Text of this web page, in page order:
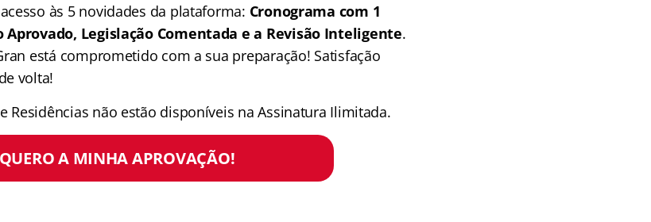
às 5 novidades da plataforma: Cronograma com 1
Aprovado, Legislação Comentada e a Revisão Inteligente.
está comprometido com a sua preparação! Satisfação
volta!
Residências não estão disponíveis na Assinatura Ilimitada.
QUERO A MINHA APROVAÇÃO!